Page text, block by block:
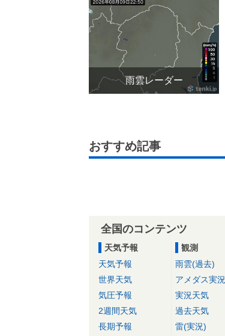
雨雲レーダー
おすすめ記事
全国のコンテンツ
天気予報
天気予報
世界天気
気圧予報
2週間天気
長期予報
観測
雨雲(過去)
アメダス実況
実況天気
過去天気
雷(実況)